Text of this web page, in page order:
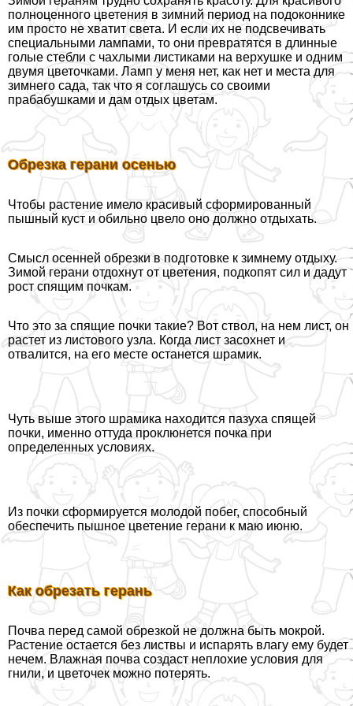
полноценного цветения в зимний период на подоконнике
им просто не хватит света. И если их не подсвечивать
специальными лампами, то они превратятся в длинные
гoлые стeбли с чахлыми листиками на верхушке и одним
двумя цветочками. Ламп у меня нет, как нет и места для
зимнего сада, так что я соглашусь со своими
пpaбабушками и дам отдых цветам.
Обрезка герани осенью
Чтобы растение имело красивый сформированный
пышный куст и обильно цвело оно должно отдыхать.
Смысл осенней обрезки в подготовке к зимнему отдыху.
Зимой герани отдохнут от цветения, подкопят сил и дадут
рост спящим почкам.
Что это за спящие почки такие? Вот ствол, на нем лист, он
растет из листового узла. Когда лист засохнет и
отвалится, на его месте останется шрамик.
Чуть выше этого шрамика находится пазуха спящей
почки, именно оттуда проклюнется почка при
определенных условиях.
Из почки сформируется молодой побег, способный
обеспечить пышное цветение герани к маю июню.
Как обрезать герань
Почва перед самой обрезкой не должна быть мокрой.
Растение остается без листвы и испарять влагу ему будет
нечем. Влажная почва создаст неплохие условия для
гнили, и цветочек можно потерять.